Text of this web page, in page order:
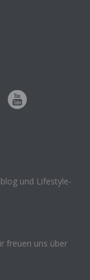
und Lifestyle-
freuen uns über